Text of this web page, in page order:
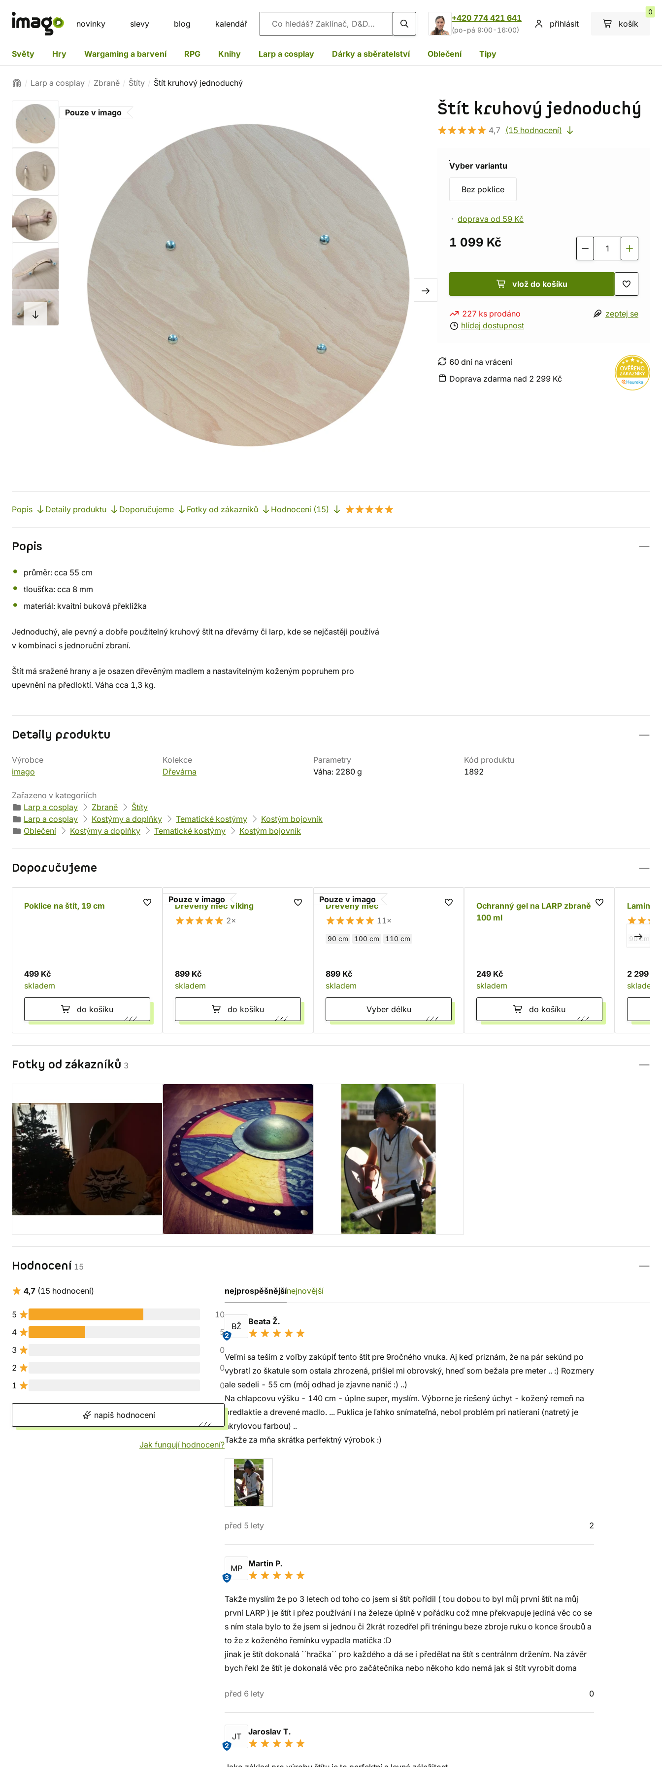
novinky slevy blog kalendář Vyhledávání
+420 774 421 641
(po-pá 9:00-16:00)
přihlásit košík
0
Světy Hry Wargaming a barvení RPG Knihy Larp a cosplay Dárky a sběratelství Oblečení Tipy
Larp a cosplay Zbraně Štíty Štít kruhový jednoduchý
Pouze v imago Štít kruhový jednoduchý
4,7 (15 hodnocení)
Vyber variantu
Bez poklice
doprava od 59 Kč
1 099 Kč
vlož do košíku
227 ks prodáno
hlídej dostupnost
zeptej se
60 dní na vrácení
Doprava zdarma nad 2 299 Kč
Popis Detaily produktu Doporučujeme Fotky od zákazníků Hodnocení (15)
Popis
průměr: cca 55 cm
tloušťka: cca 8 mm
materiál: kvaitní buková překližka
Jednoduchý, ale pevný a dobře použitelný kruhový štít na dřevárny či larp, kde se nejčastěji používá
v kombinaci s jednoruční zbraní.
Štít má sražené hrany a je osazen dřevěným madlem a nastavitelným koženým popruhem pro
upevnění na předloktí. Váha cca 1,3 kg.
Detaily produktu
Výrobce
imago
Kolekce
Dřevárna
Parametry
Váha: 2280 g
Kód produktu
1892
Zařazeno v kategoriích
Larp a cosplay
Zbraně
Štíty
Larp a cosplay
Kostýmy a doplňky Tematické kostýmy
Kostým bojovník
Oblečení
Kostýmy a doplňky Tematické kostýmy Kostým bojovník
Doporučujeme
Poklice na štít, 19 cm
499 Kč
skladem
do košíku
Pouze v imago
Dřevěný meč Viking
2×
899 Kč
skladem
do košíku
Pouze v imago
Dřevěný meč
11×
90 cm 100 cm 110 cm
899 Kč
skladem
Vyber délku
Ochranný gel na LARP zbraně,
100 ml
249 Kč
skladem
do košíku
90 cm
2 299 Kč
skladem
Fotky od zákazníků 3
Hodnocení 15
4,7 (15 hodnocení)
5
10
4
5
3
0
2
0
1
0
napiš hodnocení
Jak fungují hodnocení?
nejprospěšnějšínejnovější
BŽ
2
Beata Ž.
Veľmi sa teším z voľby zakúpiť tento štít pre 9ročného vnuka. Aj keď priznám, že na pár sekúnd po
vybratí zo škatule som ostala zhrozená, prišiel mi obrovský, hneď som bežala pre meter .. :) Rozmery
ale sedeli - 55 cm (môj odhad je zjavne nanič :) ..)
Na chlapcovu výšku - 140 cm - úplne super, myslím. Výborne je riešený úchyt - kožený remeň na
predlaktie a drevené madlo. ... Puklica je ľahko snímateľná, nebol problém pri natieraní (natretý je
akrylovou farbou) ..
Takže za mňa skrátka perfektný výrobok :)
před 5 lety 2
MP
3
Martin P.
Takže myslím že po 3 letech od toho co jsem si štít pořídil ( tou dobou to byl můj první štít na můj
první LARP ) je štít i přez používání i na železe úplně v pořádku což mne překvapuje jediná věc co se
s ním stala bylo to že jsem si jednou či 2krát rozedřel při tréningu beze zbroje ruku o konce šroubů a
to že z koženého řemínku vypadla matička :D
jinak je štít dokonalá ´´hračka´´ pro každého a dá se i předělat na štít s centrálnm držením. Na závěr
bych řekl že štít je dokonalá věc pro začátečníka nebo někoho kdo nemá jak si štít vyrobit doma
před 6 lety 0
JT
2
Jaroslav T.